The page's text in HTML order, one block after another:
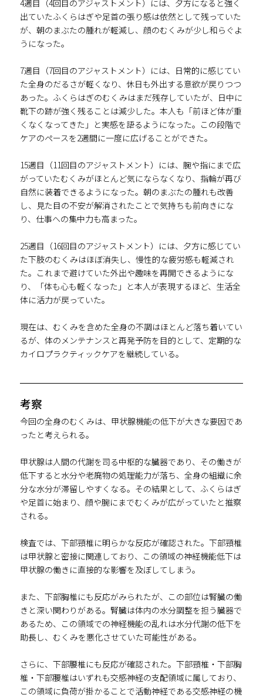
4週目（4回目のアジャストメント）には、夕方になると強く
出ていたふくらはぎや足首の張り感は依然として残っていた
が、朝のまぶたの腫れが軽減し、顔のむくみが少し和らぐよ
うになった。
7週目（7回目のアジャストメント）には、日常的に感じてい
た全身のだるさが軽くなり、休日も外出する意欲が戻りつつ
あった。ふくらはぎのむくみはまだ残存していたが、日中に
靴下の跡が強く残ることは減少した。本人も「前ほど体が重
くなくなってきた」と実感を語るようになった。この段階で
ケアのペースを2週間に一度に広げることができた。
15週目（11回目のアジャストメント）には、腕や指にまで広
がっていたむくみがほとんど気にならなくなり、指輪が再び
自然に装着できるようになった。朝のまぶたの腫れも改善
し、見た目の不安が解消されたことで気持ちも前向きにな
り、仕事への集中力も高まった。
25週目（16回目のアジャストメント）には、夕方に感じてい
た下肢のむくみはほぼ消失し、慢性的な疲労感も軽減され
た。これまで避けていた外出や趣味を再開できるようにな
り、「体も心も軽くなった」と本人が表現するほど、生活全
体に活力が戻っていた。
現在は、むくみを含めた全身の不調はほとんど落ち着いてい
るが、体のメンテナンスと再発予防を目的として、定期的な
カイロプラクティックケアを継続している。
考察
今回の全身のむくみは、甲状腺機能の低下が大きな要因であ
ったと考えられる。
甲状腺は人間の代謝を司る中枢的な臓器であり、その働きが
低下すると水分や老廃物の処理能力が落ち、全身の組織に余
分な水分が滞留しやすくなる。その結果として、ふくらはぎ
や足首に始まり、顔や腕にまでむくみが広がっていたと推察
される。
検査では、下部頸椎に明らかな反応が確認された。下部頸椎
は甲状腺と密接に関連しており、この領域の神経機能低下は
甲状腺の働きに直接的な影響を及ぼしてしまう。
また、下部胸椎にも反応がみられたが、この部位は腎臓の働
きと深い関わりがある。腎臓は体内の水分調整を担う臓器で
あるため、この領域での神経機能の乱れは水分代謝の低下を
助長し、むくみを悪化させていた可能性がある。
さらに、下部腰椎にも反応が確認された。下部頸椎・下部胸
椎・下部腰椎はいずれも交感神経の支配領域に属しており、
この領域に負荷が掛かることで活動神経である交感神経の機